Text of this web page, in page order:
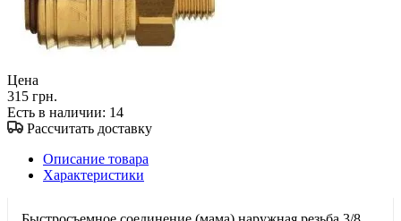
Цена
315 грн.
Есть в наличии: 14
Рассчитать доставку
Описание товара
Характеристики